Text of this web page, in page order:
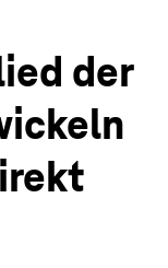
der